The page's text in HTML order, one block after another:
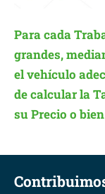
Para cada
grandes,
el vehículo
de calcular la
su Precio o